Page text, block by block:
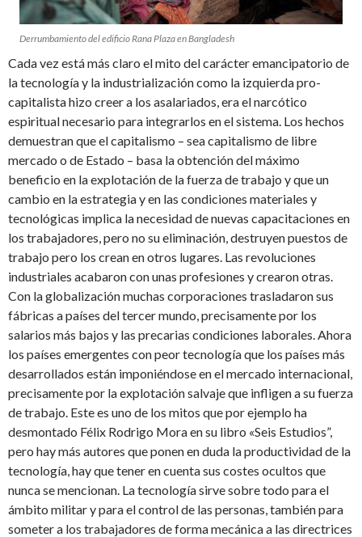
Derrumbamiento del edificio Rana Plaza en Bangladesh
Cada vez está más claro el mito del carácter emancipatorio de
la tecnología y la industrialización como la izquierda pro-
capitalista hizo creer a los asalariados, era el narcótico
espiritual necesario para integrarlos en el sistema. Los hechos
demuestran que el capitalismo – sea capitalismo de libre
mercado o de Estado – basa la obtención del máximo
beneficio en la explotación de la fuerza de trabajo y que un
cambio en la estrategia y en las condiciones materiales y
tecnológicas implica la necesidad de nuevas capacitaciones en
los trabajadores, pero no su eliminación, destruyen puestos de
trabajo pero los crean en otros lugares. Las revoluciones
industriales acabaron con unas profesiones y crearon otras.
Con la globalización muchas corporaciones trasladaron sus
fábricas a países del tercer mundo, precisamente por los
salarios más bajos y las precarias condiciones laborales. Ahora
los países emergentes con peor tecnología que los países más
desarrollados están imponiéndose en el mercado internacional,
precisamente por la explotación salvaje que infligen a su fuerza
de trabajo. Este es uno de los mitos que por ejemplo ha
desmontado Félix Rodrigo Mora en su libro «Seis Estudios”,
pero hay más autores que ponen en duda la productividad de la
tecnología, hay que tener en cuenta sus costes ocultos que
nunca se mencionan. La tecnología sirve sobre todo para el
ámbito militar y para el control de las personas, también para
someter a los trabajadores de forma mecánica a las directrices